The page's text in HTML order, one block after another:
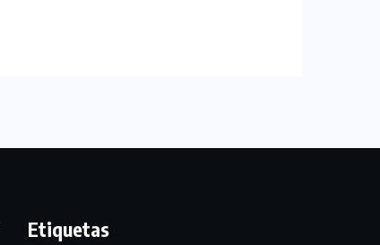
Etiquetas